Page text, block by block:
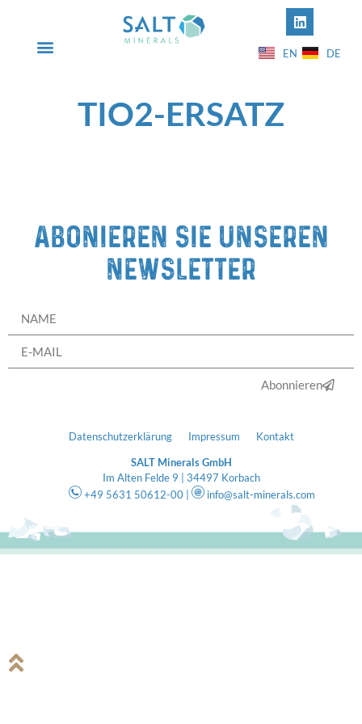
EN DE
TIO2-ERSATZ
Abonieren Sie unseren
newsletter
Abonnieren
Datenschutzerklärung Impressum
Kontakt
SALT Minerals GmbH
Im Alten Felde 9 | 34497 Korbach
+49 5631 50612-00 |
info@salt-minerals.com